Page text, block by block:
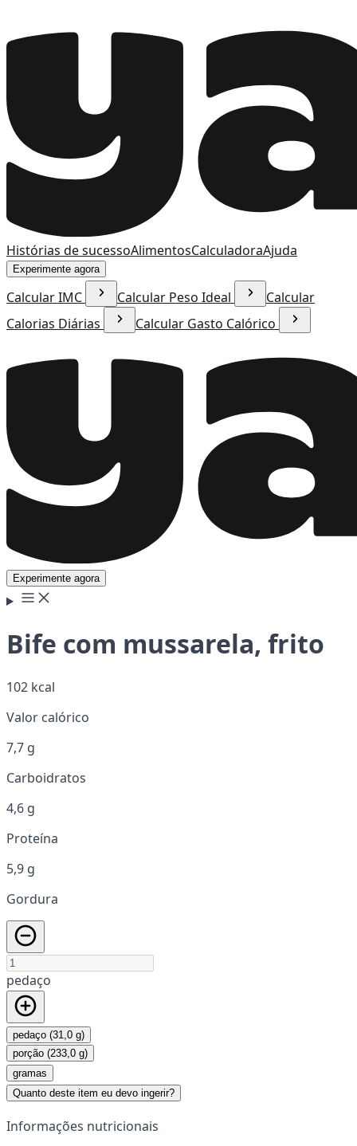
Histórias de sucessoAlimentosCalculadoraAjuda
Experimente agora
Calcular IMC Calcular Peso Ideal
Calcular
Calorias Diárias
Calcular Gasto Calórico
Experimente agora
Bife com mussarela, frito
102 kcal
Valor calórico
7,7 g
Carboidratos
4,6 g
Proteína
5,9 g
Gordura
pedaço
pedaço (31,0 g)
porção (233,0 g)
gramas
Quanto deste item eu devo ingerir?
Informações nutricionais